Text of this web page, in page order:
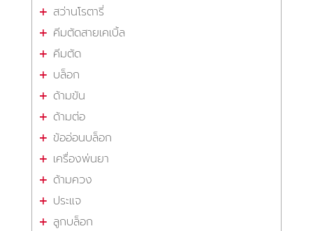
สว่านโรตารี่
คีมตัดสายเคเบิ้ล
คีมตัด
บล็อก
ด้ามขัน
ด้ามต่อ
ข้ออ่อนบล็อก
เครื่องพ่นยา
ด้ามควง
ประแจ
ลูกบล็อก